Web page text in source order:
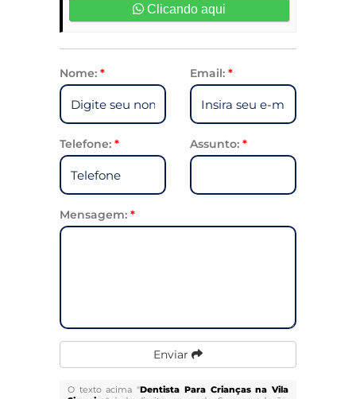
Clicando aqui
Nome: * Email: *
Telefone: * Assunto: *
Mensagem: *
Enviar
O texto acima "Dentista Para Crianças na Vila